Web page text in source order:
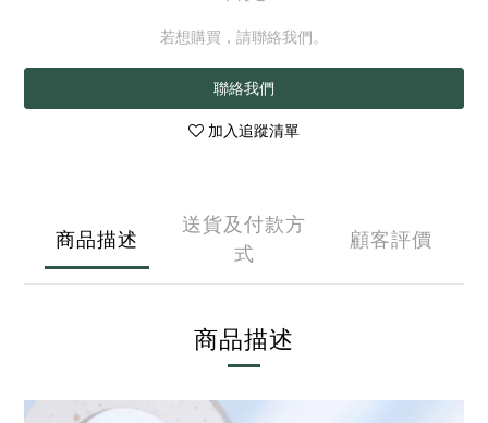
若想購買，請聯絡我們。
聯絡我們
加入追蹤清單
商品描述
送貨及付款方
式
顧客評價
商品描述